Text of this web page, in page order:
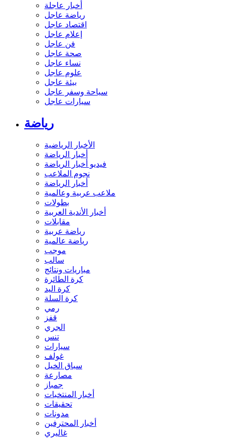
أخبار عاجلة
رياضة عاجل
اقتصاد عاجل
إعلام عاجل
فن عاجل
صحة عاجل
نساء عاجل
علوم عاجل
بيئة عاجل
سياحة وسفر عاجل
سيارات عاجل
رياضة
الأخبار الرياضية
أخبار الرياضة
فيديو أخبار الرياضة
نجوم الملاعب
أخبار الرياضة
ملاعب عربية وعالمية
بطولات
أخبار الأندية العربية
مقابلات
رياضة عربية
رياضة عالمية
موجب
سالب
مباريات ونتائج
كرة الطائرة
كرة اليد
كرة السلة
رمي
قفز
الجري
تنس
سيارات
غولف
سباق الخيل
مصارعة
جمباز
أخبار المنتخبات
تحقيقات
مدونات
أخبار المحترفين
غاليري